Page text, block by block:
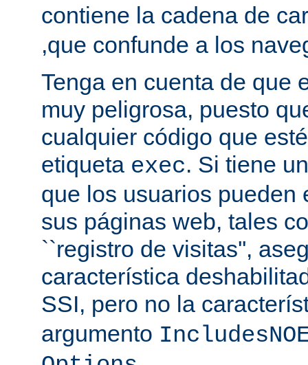
contiene la cadena de
,que confunde a los
Tenga en cuenta de que
muy peligrosa, puesto
cualquier código que
etiqueta exec. Si tiene
que los usuarios pueden
sus páginas web, tales
``registro de visitas'',
característica
SSI, pero no la
argumento